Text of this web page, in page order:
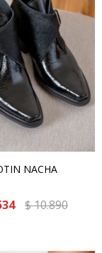
NACHA
$10.890